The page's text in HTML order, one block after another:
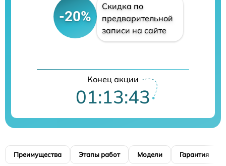
-20%
Скидка по
предварительной
записи на сайте
Конец акции
01:13:42
Преимущества Этапы работ Модели Гарантия